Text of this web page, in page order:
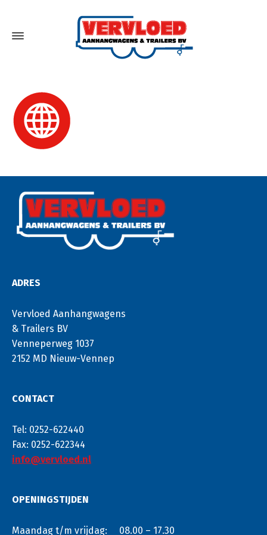
ADRES
Vervloed Aanhangwagens
& Trailers BV
Venneperweg 1037
2152 MD Nieuw-Vennep
CONTACT
Tel: 0252-622440
Fax: 0252-622344
info@vervloed.nl
OPENINGSTIJDEN
Maandag t/m vrijdag: 08.00 – 17.30